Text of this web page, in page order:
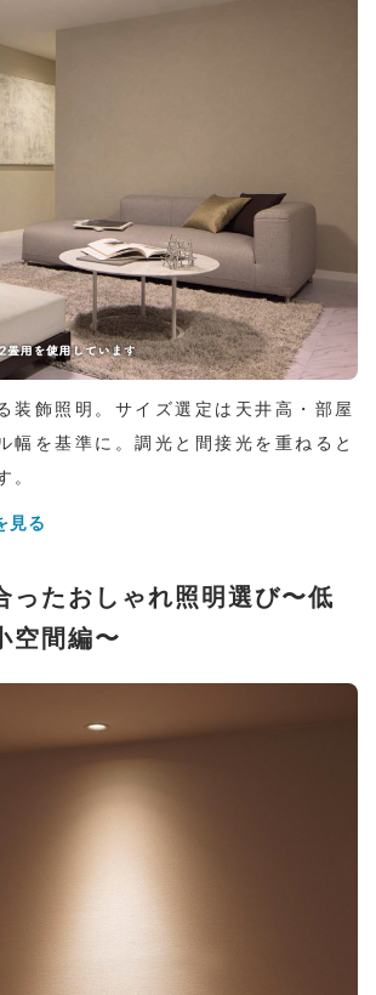
装飾照明。サイズ選定は天井高・部屋
幅を基準に。調光と間接光を重ねると
。
見る
ったおしゃれ照明選び〜低
空間編〜